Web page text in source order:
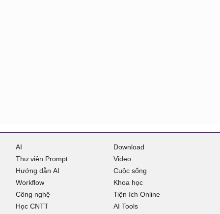
AI
Thư viện Prompt
Hướng dẫn AI
Workflow
Công nghệ
Học CNTT
Download
Video
Cuộc sống
Khoa học
Tiện ích Online
AI Tools